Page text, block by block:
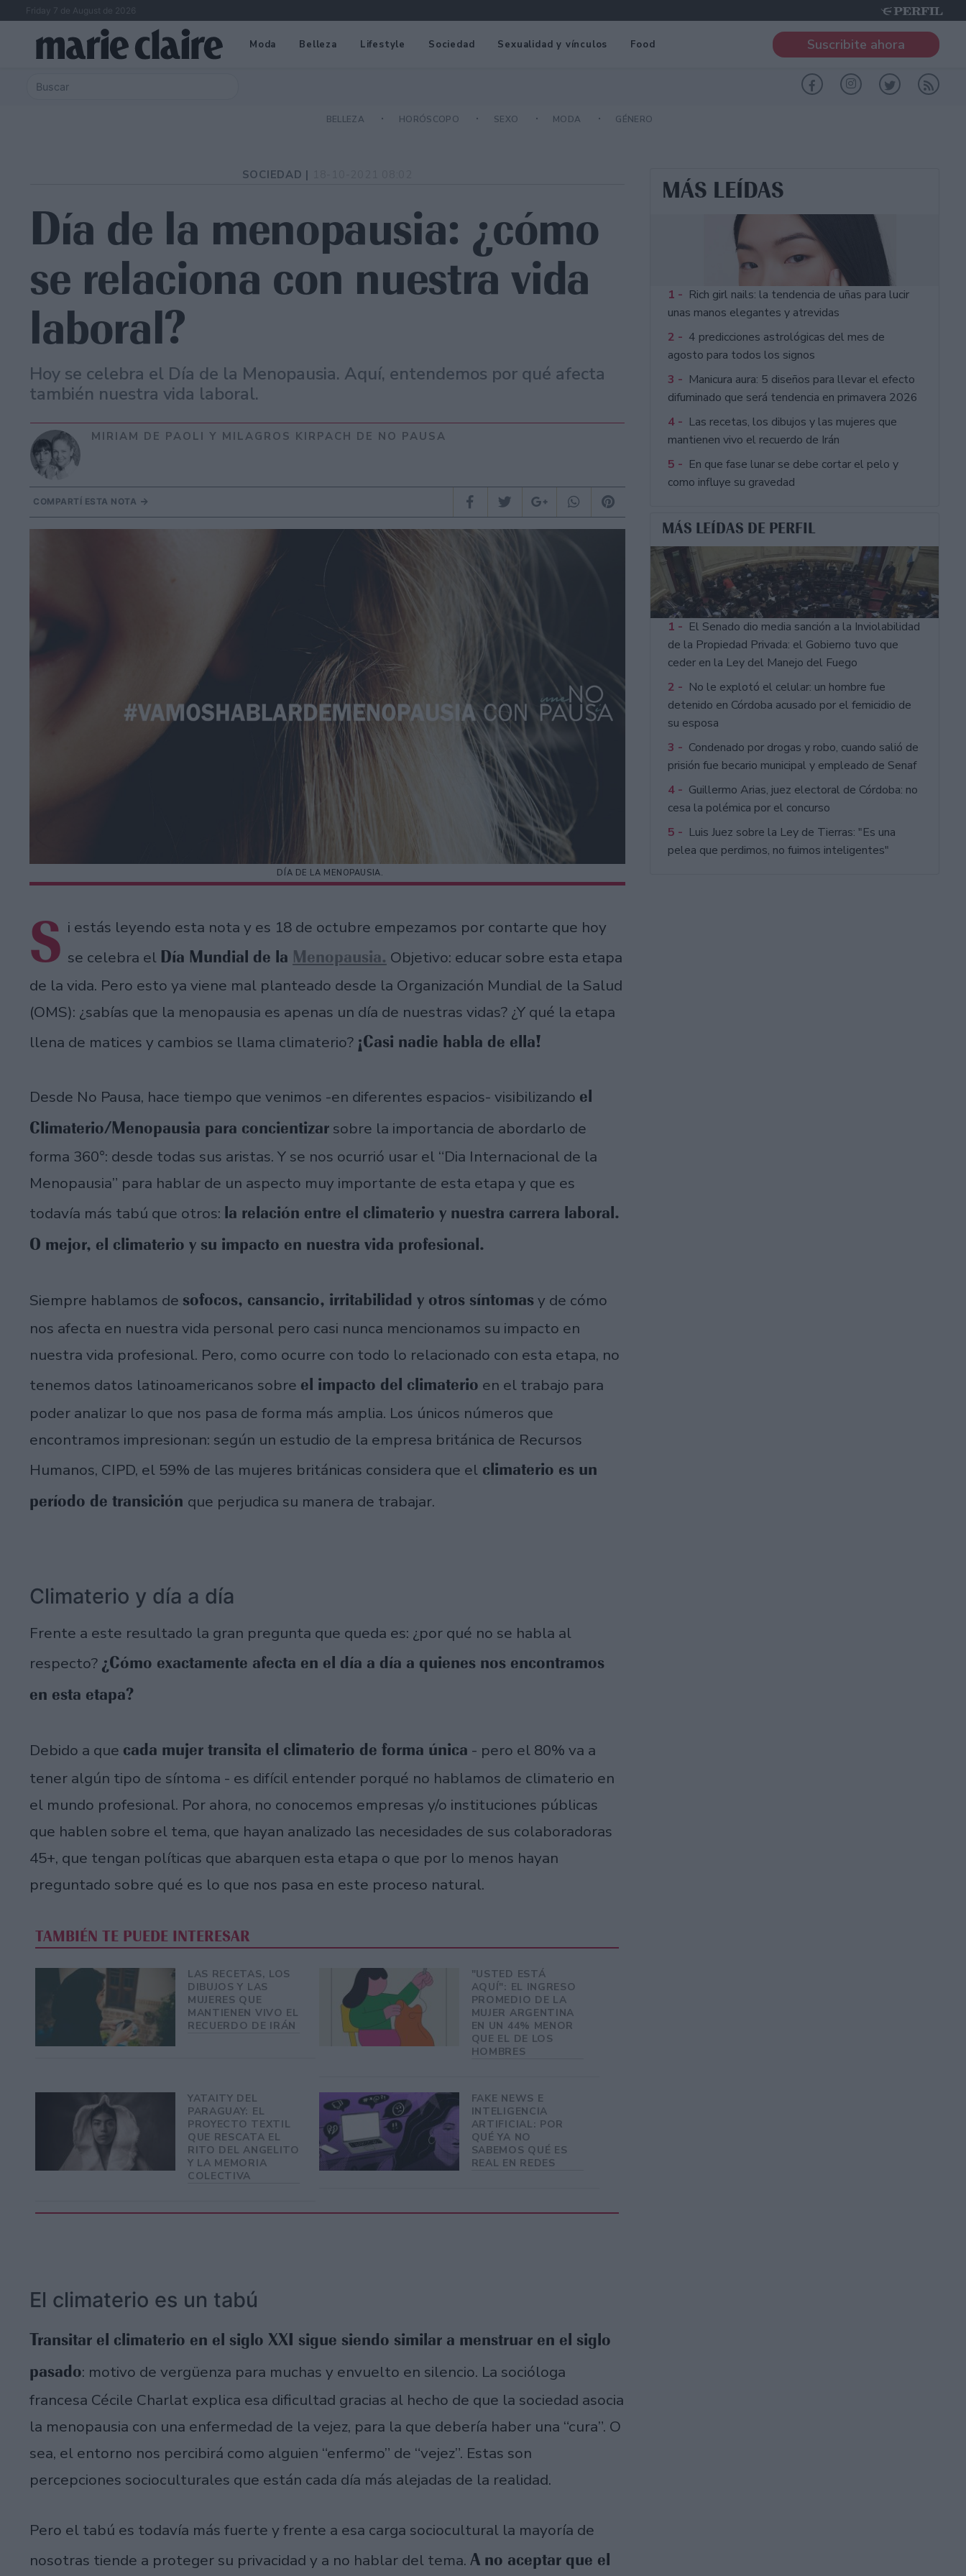
Friday 7 de August de 2026
Moda Belleza Lifestyle Sociedad Sexualidad y vínculos Food Suscribite ahora
BELLEZA HORÓSCOPO SEXO MODA GÉNERO
SOCIEDAD |
Día de la menopausia: ¿cómo
se relaciona con nuestra vida
laboral?
Hoy se celebra el Día de la Menopausia. Aquí, entendemos por qué afecta
también nuestra vida laboral.
MIRIAM DE PAOLI Y MILAGROS KIRPACH DE NO PAUSA
COMPARTÍ ESTA NOTA
DÍA DE LA MENOPAUSIA.
S i estás leyendo esta nota y es 18 de octubre empezamos por contarte que hoy
se celebra el Día Mundial de la Menopausia. Objetivo: educar sobre esta etapa
de la vida. Pero esto ya viene mal planteado desde la Organización Mundial de la Salud
(OMS): ¿sabías que la menopausia es apenas un día de nuestras vidas? ¿Y qué la etapa
llena de matices y cambios se llama climaterio? ¡Casi nadie habla de ella!
Desde No Pausa, hace tiempo que venimos -en diferentes espacios- visibilizando el
Climaterio/Menopausia para concientizar sobre la importancia de abordarlo de
forma 360°: desde todas sus aristas. Y se nos ocurrió usar el “Dia Internacional de la
Menopausia” para hablar de un aspecto muy importante de esta etapa y que es
todavía más tabú que otros: la relación entre el climaterio y nuestra carrera laboral.
O mejor, el climaterio y su impacto en nuestra vida profesional.
Siempre hablamos de sofocos, cansancio, irritabilidad y otros síntomasy de cómo
nos afecta en nuestra vida personal pero casi nunca mencionamos su impacto en
nuestra vida profesional. Pero, como ocurre con todo lo relacionado con esta etapa, no
tenemos datos latinoamericanos sobre el impacto del climaterio en el trabajo para
poder analizar lo que nos pasa de forma más amplia. Los únicos números que
encontramos impresionan: según un estudio de la empresa británica de Recursos
Humanos, CIPD, el 59% de las mujeres británicas considera que el climaterio es un
período de transición que perjudica su manera de trabajar.
Climaterio y día a día
Frente a este resultado la gran pregunta que queda es: ¿por qué no se habla al
respecto? ¿Cómo exactamente afecta en el día a día a quienes nos encontramos
en esta etapa?
Debido a que cada mujer transita el climaterio de forma única - pero el 80% va a
tener algún tipo de síntoma - es difícil entender porqué no hablamos de climaterio en
el mundo profesional. Por ahora, no conocemos empresas y/o instituciones públicas
que hablen sobre el tema, que hayan analizado las necesidades de sus colaboradoras
45+, que tengan políticas que abarquen esta etapa o que por lo menos hayan
preguntado sobre qué es lo que nos pasa en este proceso natural.
TAMBIÉN TE PUEDE INTERESAR
LAS RECETAS, LOS
DIBUJOS Y LAS
MUJERES QUE
MANTIENEN VIVO EL
RECUERDO DE IRÁN
"USTED ESTÁ
AQUÍ": EL INGRESO
PROMEDIO DE LA
MUJER ARGENTINA
EN UN 44% MENOR
QUE EL DE LOS
HOMBRES
YATAITY DEL
PARAGUAY: EL
PROYECTO TEXTIL
QUE RESCATA EL
RITO DEL ANGELITO
Y LA MEMORIA
COLECTIVA
FAKE NEWS E
INTELIGENCIA
ARTIFICIAL: POR
QUÉ YA NO
SABEMOS QUÉ ES
REAL EN REDES
El climaterio es un tabú
Transitar el climaterio en el siglo XXI sigue siendo similar a menstruar en el siglo
pasado: motivo de vergüenza para muchas y envuelto en silencio. La socióloga
francesa Cécile Charlat explica esa dificultad gracias al hecho de que la sociedad asocia
la menopausia con una enfermedad de la vejez, para la que debería haber una “cura”. O
sea, el entorno nos percibirá como alguien “enfermo” de “vejez”. Estas son
percepciones socioculturales que están cada día más alejadas de la realidad.
Pero el tabú es todavía más fuerte y frente a esa carga sociocultural la mayoría de
nosotras tiende a proteger su privacidad y a no hablar del tema. A no aceptar que el
MÁS LEÍDAS
1 - Rich girl nails: la tendencia de uñas para lucir
unas manos elegantes y atrevidas
2 - 4 predicciones astrológicas del mes de
agosto para todos los signos
3 - Manicura aura: 5 diseños para llevar el efecto
difuminado que será tendencia en primavera 2026
4 - Las recetas, los dibujos y las mujeres que
mantienen vivo el recuerdo de Irán
5 - En que fase lunar se debe cortar el pelo y
como influye su gravedad
MÁS LEÍDAS DE PERFIL
1 - El Senado dio media sanción a la Inviolabilidad
de la Propiedad Privada: el Gobierno tuvo que
ceder en la Ley del Manejo del Fuego
2 - No le explotó el celular: un hombre fue
detenido en Córdoba acusado por el femicidio de
su esposa
3 - Condenado por drogas y robo, cuando salió de
prisión fue becario municipal y empleado de Senaf
4 - Guillermo Arias, juez electoral de Córdoba: no
cesa la polémica por el concurso
5 - Luis Juez sobre la Ley de Tierras: "Es una
pelea que perdimos, no fuimos inteligentes"